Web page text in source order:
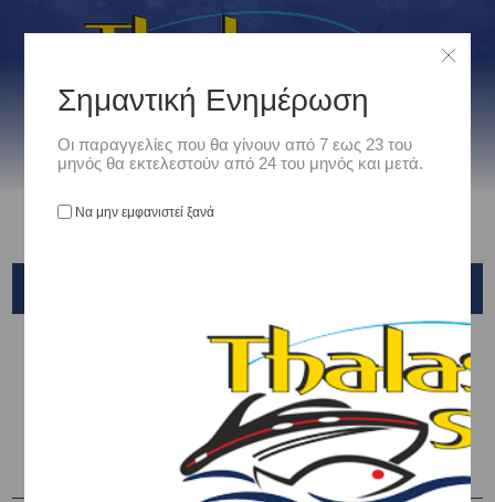
ΚΑΛΑΜΙΑ ΨΑΡΕΜΑΤΟΣ / SPINNING /
BLACK DIAMOND
Σημαντική Ενημέρωση
Οι παραγγελίες που θα γίνουν από 7 εως 23 του
μηνός θα εκτελεστούν από 24 του μηνός και μετά.
Να μην εμφανιστεί ξανά